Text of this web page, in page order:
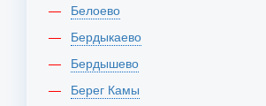
Белоево
Бердыкаево
Бердышево
Берег Камы